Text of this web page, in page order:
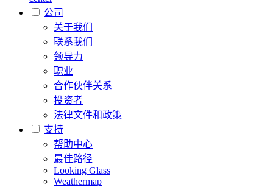
公司
关于我们
联系我们
领导力
职业
合作伙伴关系
投资者
法律文件和政策
支持
帮助中心
最佳路径
Looking Glass
Weathermap